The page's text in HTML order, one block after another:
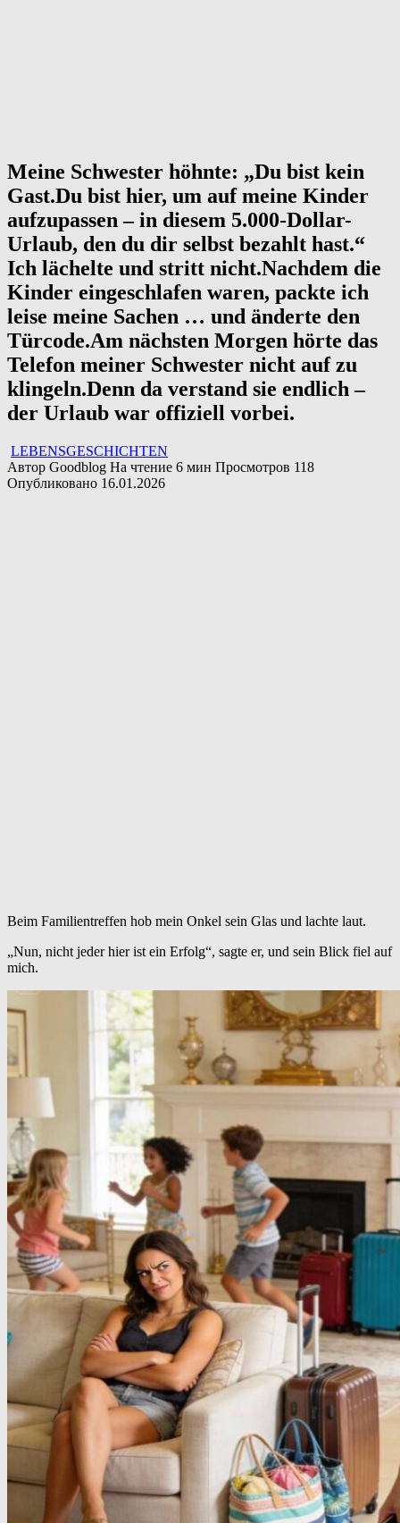
Meine Schwester höhnte: „Du bist kein
Gast.Du bist hier, um auf meine Kinder
aufzupassen – in diesem 5.000-Dollar-
Urlaub, den du dir selbst bezahlt hast.“
Ich lächelte und stritt nicht.Nachdem die
Kinder eingeschlafen waren, packte ich
leise meine Sachen … und änderte den
Türcode.Am nächsten Morgen hörte das
Telefon meiner Schwester nicht auf zu
klingeln.Denn da verstand sie endlich –
der Urlaub war offiziell vorbei.
LEBENSGESCHICHTEN
Автор Goodblog На чтение 6 мин Просмотров 118
Опубликовано 16.01.2026
Beim Familientreffen hob mein Onkel sein Glas und lachte laut.
„Nun, nicht jeder hier ist ein Erfolg“, sagte er, und sein Blick fiel auf
mich.